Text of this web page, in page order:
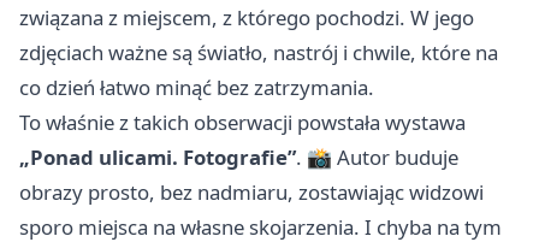
związana z miejscem, z którego pochodzi. W jego
zdjęciach ważne są światło, nastrój i chwile, które na
co dzień łatwo minąć bez zatrzymania.
To właśnie z takich obserwacji powstała wystawa
„Ponad ulicami. Fotografie”. 📸 Autor buduje
obrazy prosto, bez nadmiaru, zostawiając widzowi
sporo miejsca na własne skojarzenia. I chyba na tym